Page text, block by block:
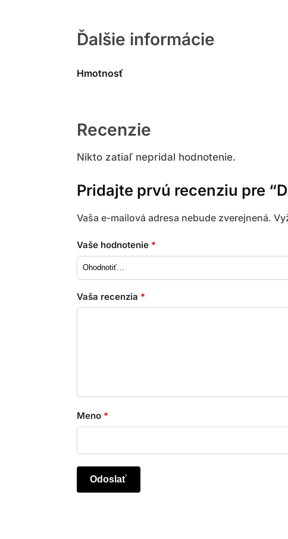
Ďalšie informácie
Hmotnosť
Recenzie
Nikto zatiaľ nepridal hodnotenie.
Pridajte prvú recenziu pre
Vaša e-mailová adresa nebude zverejnená.
Vaše hodnotenie *
Vaša recenzia *
Meno *